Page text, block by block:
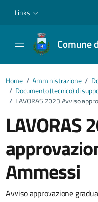
Links
Comune
Home / Amministrazione /
/ Documento (tecnico) di
/ LAVORAS 2023 Avviso
LAVORAS
Ammessi
Dettagli del
Avviso approvazione